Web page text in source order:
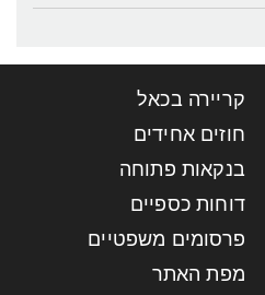
קריירה בכאל
חוזים אחידים
בנקאות פתוחה
דוחות כספיים
פרסומים משפטיים
מפת האתר